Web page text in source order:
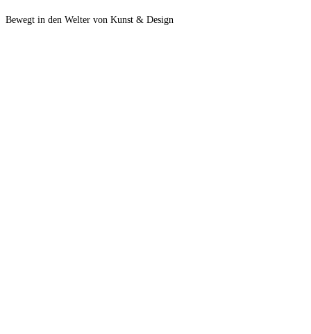
Bewegt in den Welter von Kunst & Design